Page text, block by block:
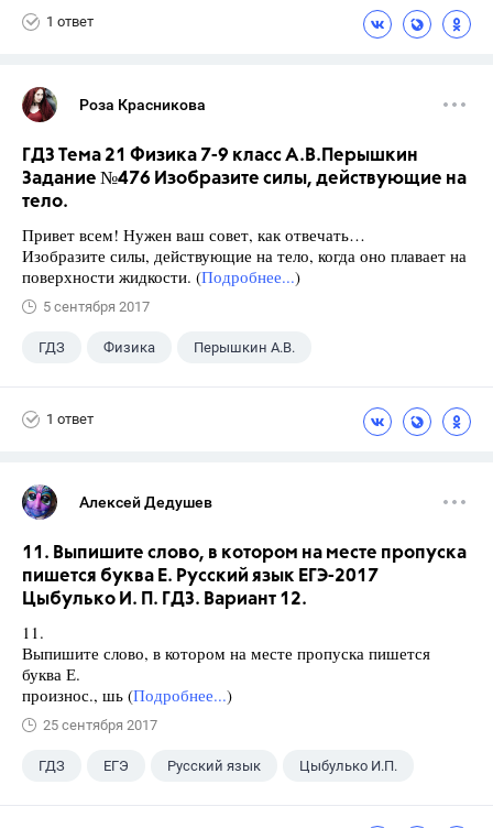
1 ответ
Роза Красникова
ГДЗ Тема 21 Физика 7-9 класс А.В.Перышкин
Задание №476 Изобразите силы, действующие на
тело.
Привет всем! Нужен ваш совет, как отвечать…
Изобразите силы, действующие на тело, когда оно плавает на
поверхности жидкости. (Подробнее...)
5 сентября 2017
ГДЗ Физика Перышкин А.В.
1 ответ
Алексей Дедушев
11. Выпишите слово, в котором на месте пропуска
пишется буква Е. Русский язык ЕГЭ-2017
Цыбулько И. П. ГДЗ. Вариант 12.
11.
Выпишите слово, в котором на месте пропуска пишется
буква Е.
произнос., шь (Подробнее...)
25 сентября 2017
ГДЗ ЕГЭ Русский язык Цыбулько И.П.